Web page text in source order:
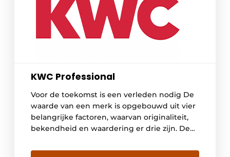
KWC Professional
Voor de toekomst is een verleden nodig De
waarde van een merk is opgebouwd uit vier
belangrijke factoren, waarvan originaliteit,
bekendheid en waardering er drie zijn. De
over een langere periode absoluut